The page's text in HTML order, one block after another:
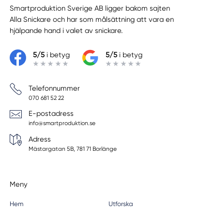
Smartproduktion Sverige AB ligger bakom sajten
Alla Snickare och har som målsättning att vara en
hjälpande hand i valet av snickare.
5/5i betyg 5/5i betyg
Telefonnummer
070 681 52 22
E-postadress
info@smartproduktion.se
Adress
Mästargatan 5B, 781 71 Borlänge
Meny
Hem Utforska